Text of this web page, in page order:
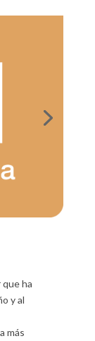
ha
y al
más